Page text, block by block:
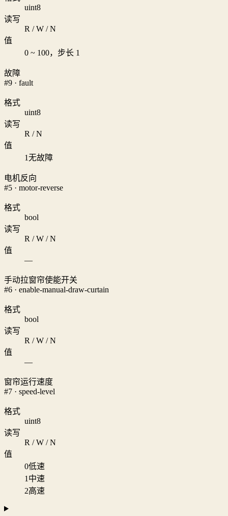
uint8
读写
R / W / N
值
0 ~ 100，步长 1
故障
#9 · fault
格式
uint8
读写
R / N
值
1无故障
电机反向
#5 · motor-reverse
格式
bool
读写
R / W / N
值
—
手动拉窗帘使能开关
#6 · enable-manual-draw-curtain
格式
bool
读写
R / W / N
值
—
窗帘运行速度
#7 · speed-level
格式
uint8
读写
R / W / N
值
0低速
1 中速
2高速